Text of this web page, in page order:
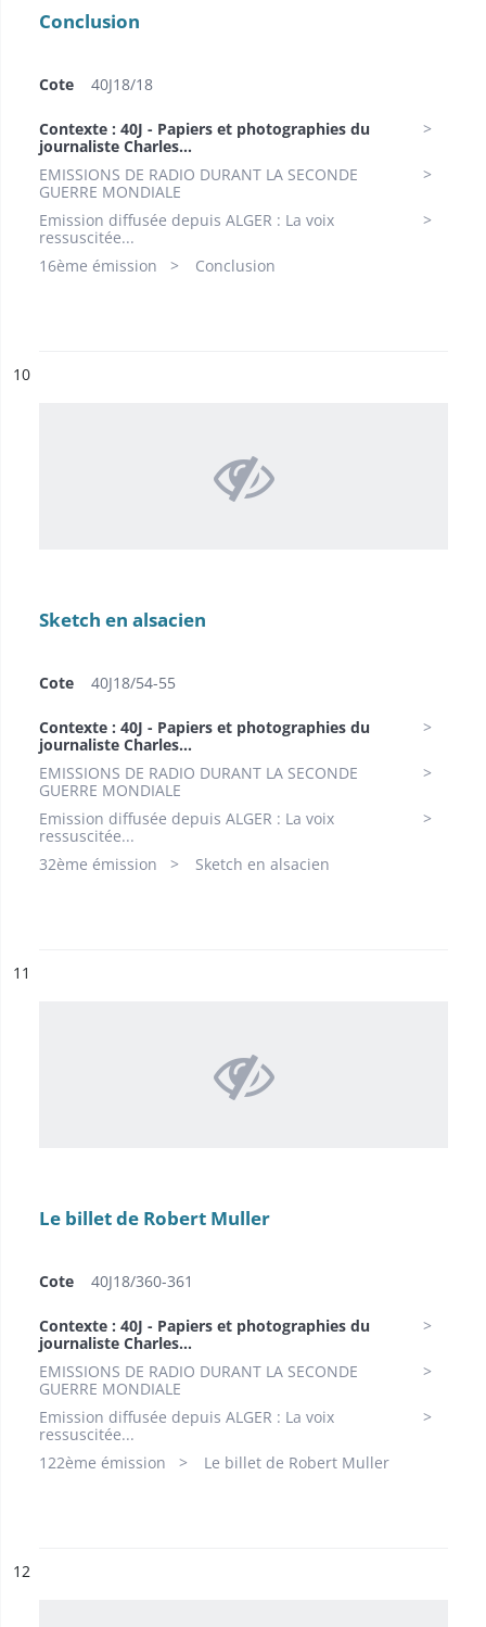
Conclusion
Cote 40J18/18
Contexte : 40J - Papiers et photographies du
journaliste Charles...
EMISSIONS DE RADIO DURANT LA SECONDE
GUERRE MONDIALE
Emission diffusée depuis ALGER : La voix
ressuscitée...
16ème émission
Conclusion
n°
10
Sketch en alsacien
Cote 40J18/54-55
Contexte : 40J - Papiers et photographies du
journaliste Charles...
EMISSIONS DE RADIO DURANT LA SECONDE
GUERRE MONDIALE
Emission diffusée depuis ALGER : La voix
ressuscitée...
32ème émission
Sketch en alsacien
n°
11
Le billet de Robert Muller
Cote 40J18/360-361
Contexte : 40J - Papiers et photographies du
journaliste Charles...
EMISSIONS DE RADIO DURANT LA SECONDE
GUERRE MONDIALE
Emission diffusée depuis ALGER : La voix
ressuscitée...
122ème émission
Le billet de Robert Muller
n°
12